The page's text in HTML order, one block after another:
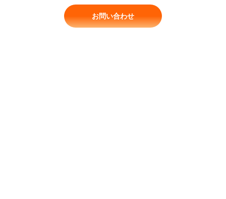
お問い合わせ